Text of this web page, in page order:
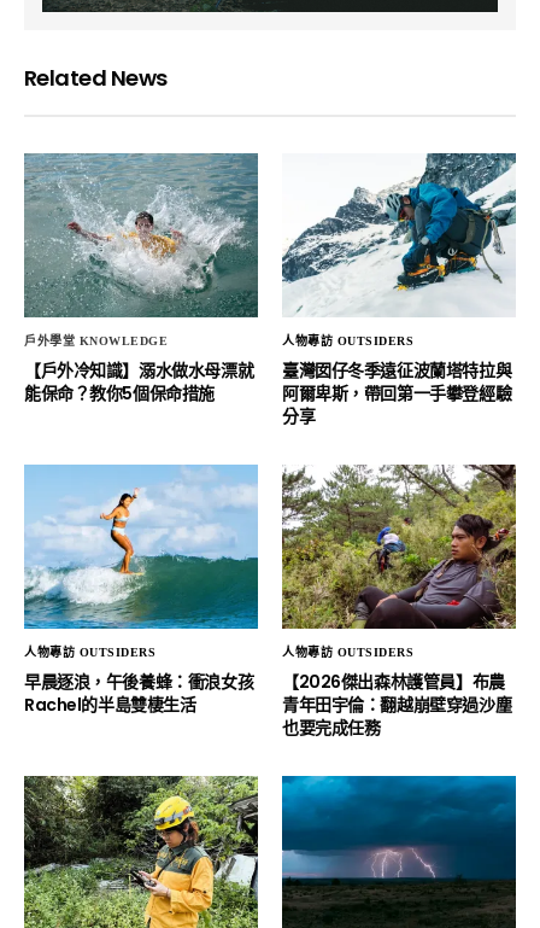
Related News
戶外學堂 KNOWLEDGE
【戶外冷知識】溺水做水母漂就
能保命？教你5個保命措施
人物專訪 OUTSIDERS
臺灣囡仔冬季遠征波蘭塔特拉與
阿爾卑斯，帶回第一手攀登經驗
分享
人物專訪 OUTSIDERS
早晨逐浪，午後養蜂：衝浪女孩
Rachel的半島雙棲生活
人物專訪 OUTSIDERS
【2026傑出森林護管員】布農
青年田宇倫：翻越崩壁穿過沙塵
也要完成任務